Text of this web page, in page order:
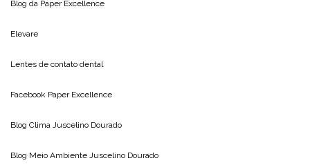
Blog da Paper Excellence
Elevare
Lentes de contato dental
Facebook Paper Excellence
Blog Clima Juscelino Dourado
Blog Meio Ambiente Juscelino Dourado